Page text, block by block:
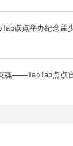
点点举办纪念
魂——TapTap点点